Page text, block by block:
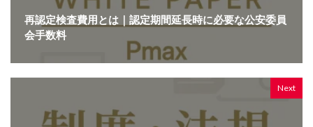
再認定検査費用とは｜認定期間延長時に必要な公安委員
会手数料
Next